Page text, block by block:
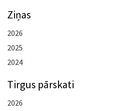
Ziņas
2026
2025
2024
Tirgus pārskati
2026